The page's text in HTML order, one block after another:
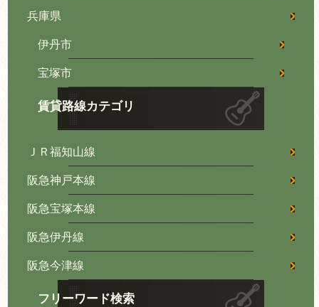
兵庫県
伊丹市
宝塚市
賃貸路線カテゴリ
ＪＲ福知山線
阪急神戸本線
阪急宝塚本線
阪急伊丹線
阪急今津線
フリーワード検索